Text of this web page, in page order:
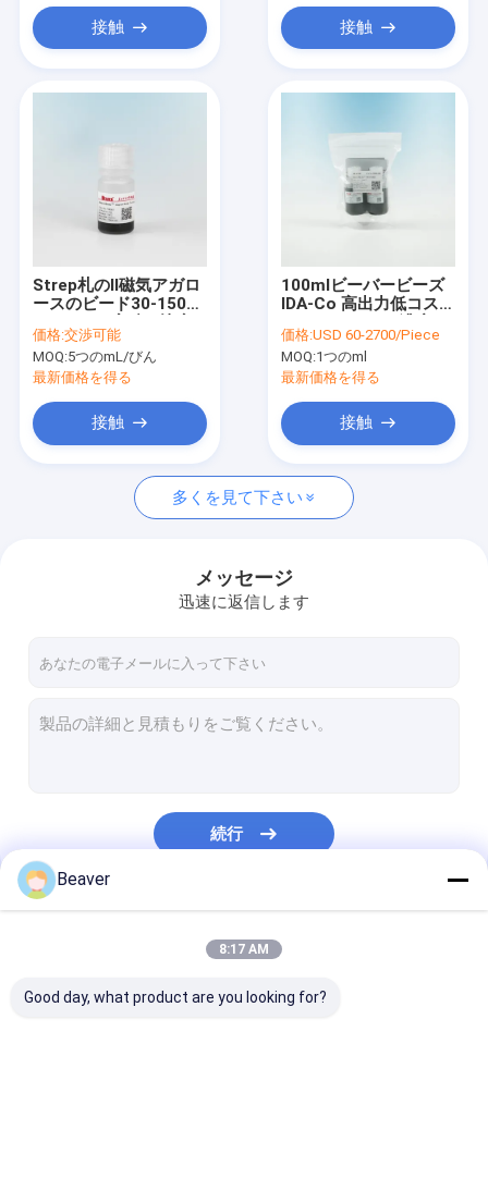
VRショー
工場旅行
品質管理
私達に連絡しなさい
引用を要求しなさい
磁気ポリマー ビード
磁気アガロースのビード
磁気ビード蛋白質の浄化
DNAの図書館の構造キット
磁気分離の棚
接触 接触
Strep札のⅡ磁気アガロ
ースのビード30-150の
つのmL
価格:交渉可能
MOQ:5つのmL/びん
最新価格を得る
接触
100mlビーバービーズ
IDA-Co 高出力低コスト
価格:USD 60-2700/Piece
MOQ:1つのml
最新価格を得る
接触
多くを見て下さい
メッセージ
迅速に返信します
続行
Beaver
8:17 AM
Good day, what product are you looking for?